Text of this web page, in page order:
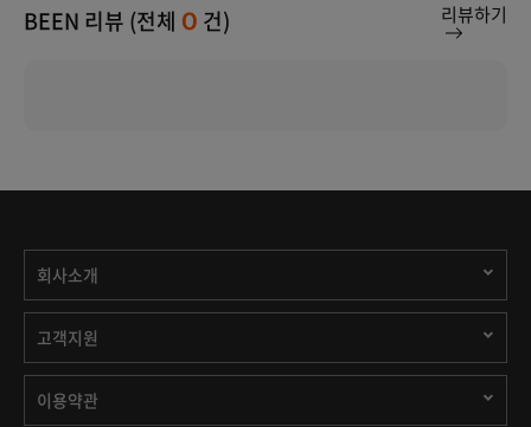
BEEN 리뷰 (전체 0 건) 리뷰하기
회사소개
고객지원
이용약관